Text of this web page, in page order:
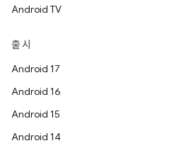
Android TV
출시
Android 17
Android 16
Android 15
Android 14